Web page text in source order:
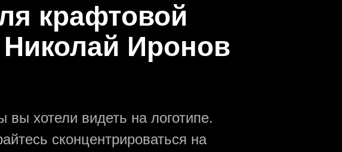
крафтовой
Иронов
хотели видеть на логотипе.
сконцентрироваться на